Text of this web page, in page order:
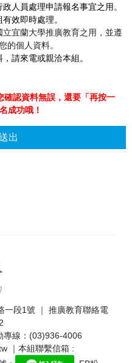
人員處理申請報名事宜之用。
效即時處理。
宜蘭大學推廣教育之用，並遵
的個人資料。
請來電或親洽本組。
認資料無誤，還要「再按一
成功哦！
出
一段1號 ｜ 推廣教育聯絡電
專線：(03)936-4006
｜本組聯繫信箱 :